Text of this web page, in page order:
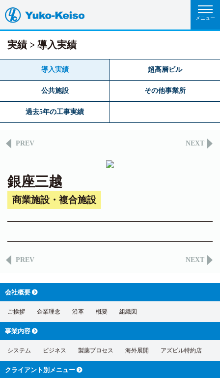
実績 導入実績
導入実績 超高層ビル
公共施設 その他事業所
過去5年の工事実績
PREV NEXT
銀座三越
商業施設・複合施設
PREV NEXT
会社概要
ご挨拶 企業理念 沿革 概要 組織図
事業内容
システム ビジネス 製薬プロセス 海外展開 アズビル特約店
クライアント別 メニュー